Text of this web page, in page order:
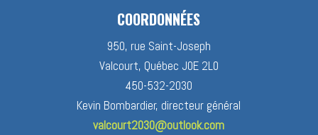
COORDONNÉES
950, rue Saint-Joseph
Valcourt, Québec J0E 2L0
450-532-2030
Kevin Bombardier, directeur général
valcourt2030@outlook.com